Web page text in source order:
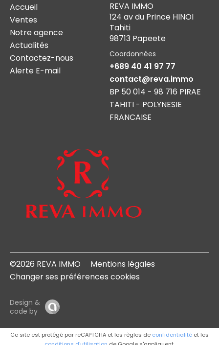
Accueil
Ventes
Notre agence
Actualités
Contactez-nous
Alerte E-mail
REVA IMMO
124 av du Prince HINOI
Tahiti
98713 Papeete
Coordonnées
+689 40 41 97 77
contact@reva.immo
BP 50 014 - 98 716 PIRAE
TAHITI - POLYNESIE
FRANCAISE
©2026 REVA IMMO
Mentions légales
Changer ses préférences cookies
Design &
code by
Ce site est protégé par reCAPTCHA et les règles de confidentialité et les